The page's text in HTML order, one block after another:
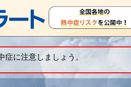
に注意しましょう。